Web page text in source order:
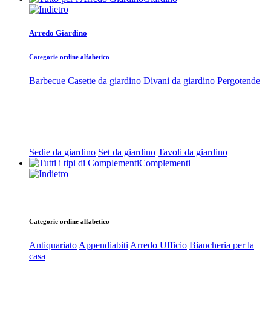
Arredo Giardino
Categorie ordine alfabetico
Barbecue Casette da giardino Divani da giardino Pergotende
Sedie da giardino Set da giardino Tavoli da giardino
Complementi
Categorie ordine alfabetico
Antiquariato Appendiabiti Arredo Ufficio Biancheria per la
casa